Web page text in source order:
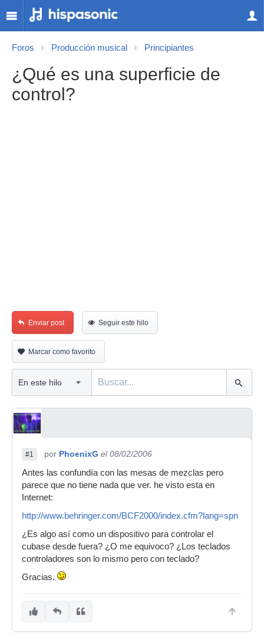
Foros Producción musical Principiantes
¿Qué es una superficie de
control?
Enviar post Seguir este hilo
Marcar como favorito
#1 por PhoenixG el 08/02/2006
Antes las confundía con las mesas de mezclas pero
parece que no tiene nada que ver. he visto esta en
Internet:
http://www.behringer.com/BCF2000/index.cfm?lang=spn
¿Es algo así como un dispositivo para controlar el
cubase desde fuera? ¿O me equivoco? ¿Los teclados
controladores son lo mismo pero con teclado?
Gracias.